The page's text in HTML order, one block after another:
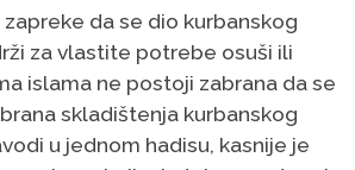
da se dio kurbanskog
za vlastite potrebe osuši ili
islama ne postoji zabrana da se
skladištenja kurbanskog
u jednom hadisu, kasnije je